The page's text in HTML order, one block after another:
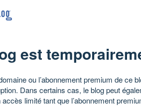
est
ou l’abonnement premium de ce
Dans certains cas, le blog peut
limité tant que l’abonnement